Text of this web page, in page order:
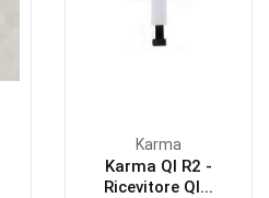
Karma
Karma QI R2 -
Ricevitore QI...